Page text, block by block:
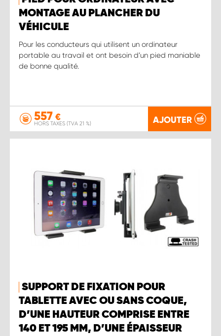
MONTAGE AU PLANCHER DU
VÉHICULE
Pour les conducteurs qui utilisent un ordinateur
portable au travail et ont besoin d’un pied maniable
de bonne qualité.
557 €
HORS TAXES (TVA 21 %) AJOUTER
SUPPORT DE FIXATION POUR
TABLETTE AVEC OU SANS COQUE,
D’UNE HAUTEUR COMPRISE ENTRE
140 ET 195 MM, D’UNE ÉPAISSEUR